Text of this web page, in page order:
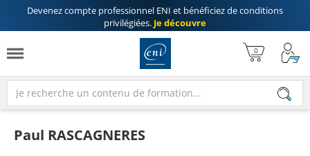
Devenez compte professionnel ENI et bénéficiez deconditions
privilégiées. Je découvre
Paul RASCAGNERES